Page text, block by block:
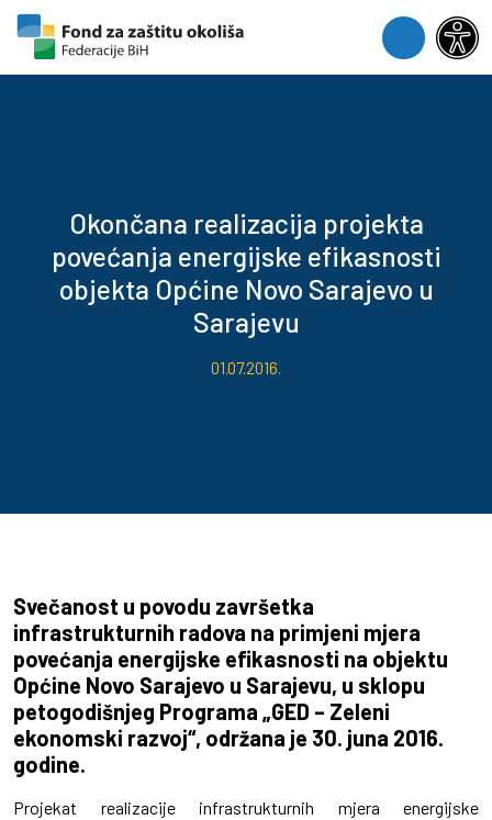
Skip to content
Skip to footer
Menu
Okončana realizacija projekta
povećanja energijske efikasnosti
objekta Općine Novo Sarajevo u
Sarajevu
01.07.2016.
Svečanost u povodu završetka
infrastrukturnih radova na primjeni mjera
povećanja energijske efikasnosti na objektu
Općine Novo Sarajevo u Sarajevu, u sklopu
petogodišnjeg Programa „GED – Zeleni
ekonomski razvoj“, održana je 30. juna 2016.
godine.
Projekat realizacije infrastrukturnih mjera energijske